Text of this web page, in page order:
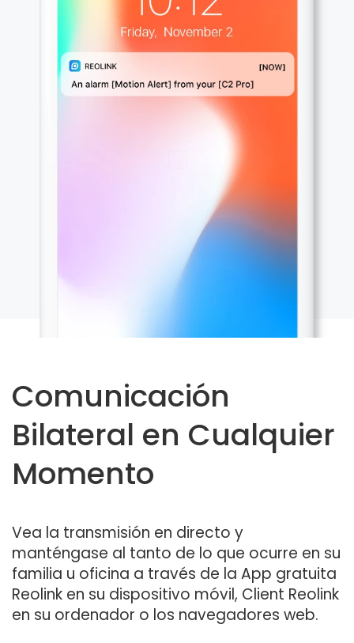
Comunicación
Bilateral en Cualquier
Momento
Vea la transmisión en directo y
manténgase al tanto de lo que ocurre en su
familia u oficina a través de la App gratuita
Reolink en su dispositivo móvil, Client Reolink
en su ordenador o los navegadores web.